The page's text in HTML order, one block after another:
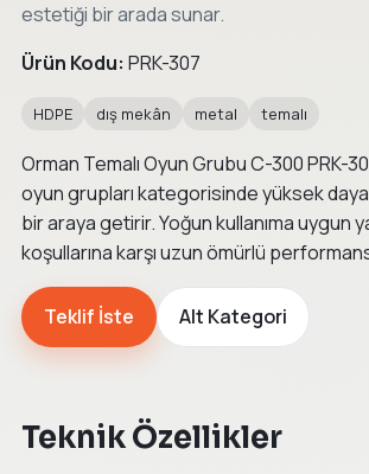
estetiği bir arada sunar.
Ürün Kodu: PRK-307
HDPE dış mekân metal temalı
Orman Temalı Oyun Grubu C-300 PRK-
oyun grupları kategorisinde yüksek
bir araya getirir. Yoğun kullanıma uygun
koşullarına karşı uzun ömürlü
Teklif İste Alt Kategori
Teknik Özellikler